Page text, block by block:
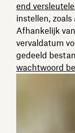
end
instellen, zoals
Afhankelijk
vervaldatum
gedeeld
wachtwoord